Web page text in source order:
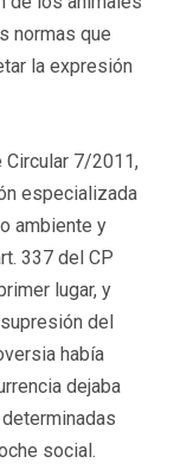
normas que
la expresión
Circular 7/2011,
especializada
ambiente y
337 del CP
lugar, y
del
había
dejaba
social.